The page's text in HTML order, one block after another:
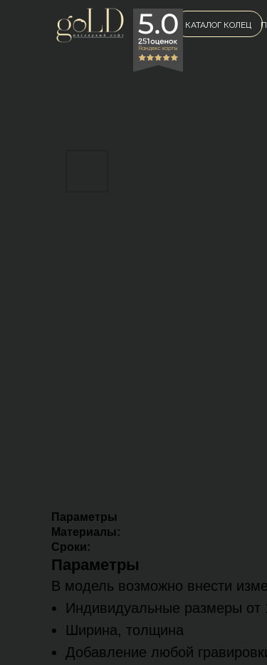
КАТАЛОГ КОЛЕЦ
Параметры
Материалы:
Сроки:
Параметры
В модель возможно внести
Индивидуальные размеры от
Ширина, толщина
Добавление любой